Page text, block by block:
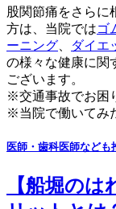
股関節痛をさらに
方は、当院ではゴ
ーニング
ダイエ
の様々な健康に関
ございます。
※交通事故でお困
※当院で働いてみ
医師・歯科医師なども
【船堀の